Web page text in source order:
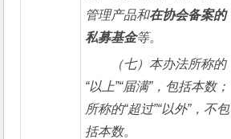
管理产品和在协会备案的
私募基金等。
（七）本办法所称的
“以上”“届满”，包括本数；
所称的“超过”“以外”，不包
括本数。